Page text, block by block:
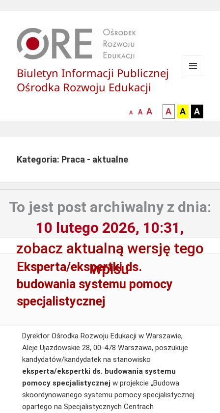
Biuletyn Informacji Publicznej
Ośrodka Rozwoju Edukacji
mniejsza
A
normalna
A
większa-
czcionka
A
kontrast
czarny
A
kontrast
czarny
A
żółty
A
Kategoria: Praca - aktualne
To jest post archiwalny z dnia:
10 lutego 2026, 10:31,
zobacz aktualną wersję tego
wpisu
Eksperta/ekspertki ds.
budowania systemu pomocy
specjalistycznej
Dyrektor Ośrodka Rozwoju Edukacji w Warszawie,
Aleje Ujazdowskie 28, 00-478 Warszawa, poszukuje
kandydatów/kandydatek na stanowisko
eksperta/ekspertki ds. budowania systemu
pomocy specjalistycznej w projekcie „Budowa
skoordynowanego systemu pomocy specjalistycznej
opartego na Specjalistycznych Centrach